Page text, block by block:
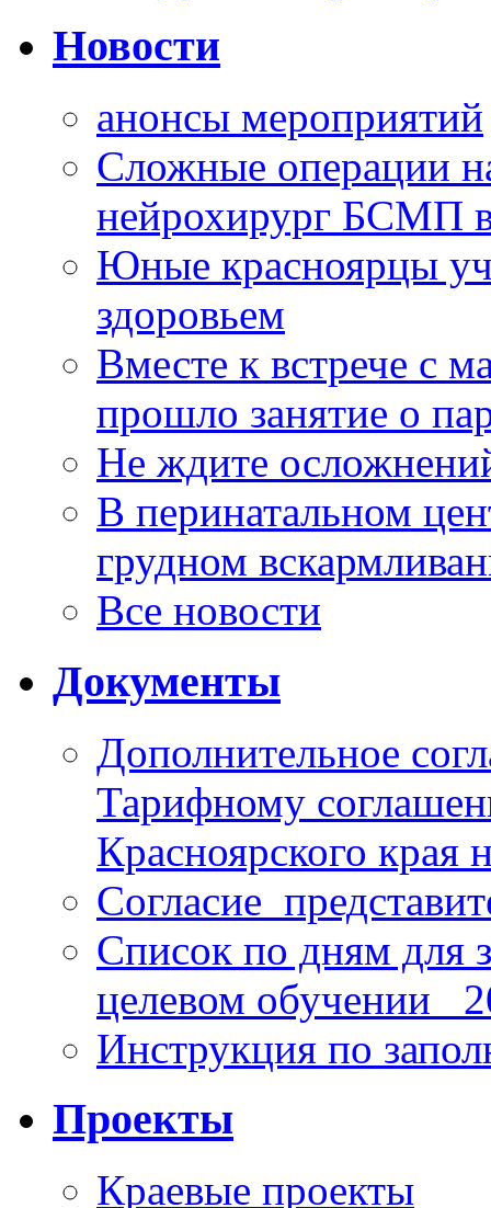
Новости
анонсы мероприятий
Сложные операции
нейрохирург БСМП
Юные красноярцы
здоровьем
Вместе к встрече с
прошло занятие о
Не ждите
В перинатальном
грудном
Все новости
Документы
Дополнительное
Тарифному
Красноярского края
Список по дням для
целевом обучении_
Инструкция по
Проекты
Краевые проекты